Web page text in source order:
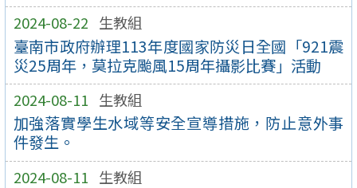
2024-08-22 生教組
臺南市政府辦理113年度國家防災日全國「921震
災25周年，莫拉克颱風15周年攝影比賽」活動
2024-08-11 生教組
加強落實學生水域等安全宣導措施，防止意外事
件發生。
2024-08-11 生教組